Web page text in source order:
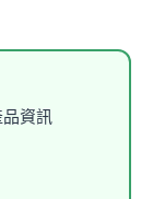
資訊